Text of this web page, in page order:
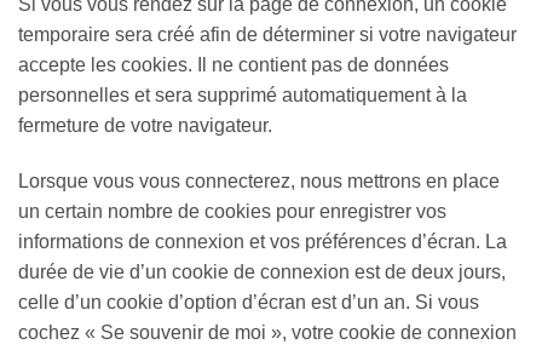
Si vous vous rendez sur la page de connexion, un cookie
temporaire sera créé afin de déterminer si votre navigateur
accepte les cookies. Il ne contient pas de données
personnelles et sera supprimé automatiquement à la
fermeture de votre navigateur.
Lorsque vous vous connecterez, nous mettrons en place
un certain nombre de cookies pour enregistrer vos
informations de connexion et vos préférences d’écran. La
durée de vie d’un cookie de connexion est de deux jours,
celle d’un cookie d’option d’écran est d’un an. Si vous
cochez « Se souvenir de moi », votre cookie de connexion